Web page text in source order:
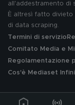
all'addestramento di
È altresì fatto divieto
di data scraping.
Termini di servizio
Comitato Media e
Regolamentazione
Cos'è Mediaset